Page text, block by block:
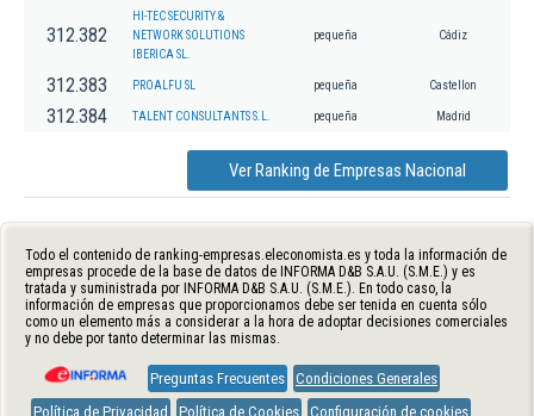
312.382
HI-TEC SECURITY &
NETWORK SOLUTIONS
IBERICA SL.
pequeña Cádiz
312.383 PROALFU SL pequeña Castellon
312.384 TALENT CONSULTANTS S.L. pequeña Madrid
Ver Ranking de Empresas Nacional
Todo el contenido de ranking-empresas.eleconomista.es y toda la información de
empresas procede de la base de datos de INFORMA D&B S.A.U. (S.M.E.) y es
tratada y suministrada por INFORMA D&B S.A.U. (S.M.E.). En todo caso, la
información de empresas que proporcionamos debe ser tenida en cuenta sólo
como un elemento más a considerar a la hora de adoptar decisiones comerciales
y no debe por tanto determinar las mismas.
Preguntas Frecuentes Condiciones Generales
Política de Privacidad
Política de Cookies Configuración de cookies